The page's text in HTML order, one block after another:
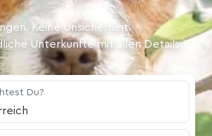
Keine Unsicherheit.
Unterkünfte mit allen Details.
Du?